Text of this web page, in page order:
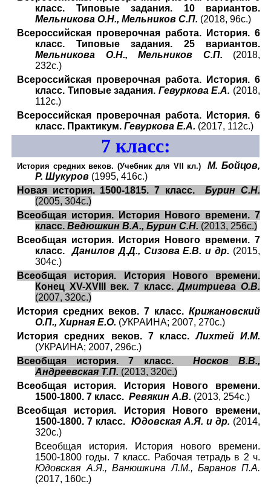
класс. Типовые задания. 10 вариантов.
Мельникова О.Н., Мельников С.П. (2018, 96с.)
Всероссийская проверочная работа. История. 6
класс. Типовые задания. 25 вариантов.
Мельникова О.Н., Мельников С.П. (2018,
232с.)
Всероссийская проверочная работа. История. 6
класс. Типовые задания. Гевуркова Е.А. (2018,
112с.)
Всероссийская проверочная работа. История. 6
класс. Практикум. Гевуркова Е.А. (2017, 112с.)
7класс:
История средних веков. (Учебник для VIIкл.)М. Бойцов,
Р. Шукуров (1995, 416с.)
Новая история. 1500-1815. 7 класс.
Бурин С.Н.
(2005, 304с.)
Всеобщая история. История Нового времени. 7
класс. Ведюшкин В.А., Бурин С.Н. (2013, 256с.)
Всеобщая история. История Нового времени. 7
класс.Данилов Д.Д., Сизова Е.В. и др. (2015,
304с.)
Всеобщая история. История Нового времени.
Конец XV-XVIII век. 7 класс.Дмитриева О.В.
(2007, 320с.)
История средних веков. 7 класс. Крижановский
О.П., Хирная Е.О. (УКРАИНА; 2007, 270с.)
История средних веков. 7 класс.Лихтей И.М.
(УКРАИНА; 2007, 296с.)
Всеобщая история. 7 класс. Носков В.В.,
Андреевская Т.П. (2013, 320с.)
Всеобщая история. История Нового времени.
1500-1800. 7 класс. Ревякин А.В. (2013, 254с.)
Всеобщая история. История Нового времени,
1500-1800. 7 класс. Юдовская А.Я. и др. (2014,
320с.)
Всеобщая история. История нового времени.
1500-1800 годы. 7 класс. Рабочая тетрадь в 2 ч.
Юдовская А.Я., Ванюшкина Л.М., Баранов П.А.
(2017, 160с.)